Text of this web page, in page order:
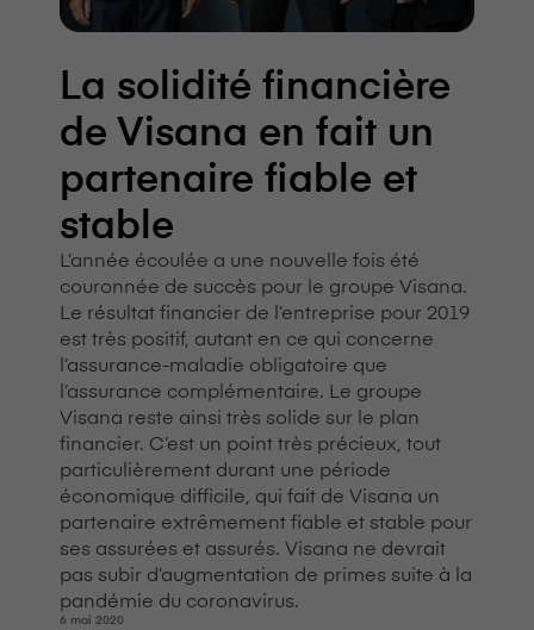
La solidité financière
de V⁠i⁠s⁠a⁠n⁠a en fait un
partenaire fiable et
stable
L’année écoulée a une nouvelle fois été
couronnée de succès pour le groupe V⁠i⁠s⁠a⁠n⁠a.
Le résultat financier de l’entreprise pour 2019
est très positif, autant en ce qui concerne
l’assurance-maladie obligatoire que
l’assurance complémentaire. Le groupe
V⁠i⁠s⁠a⁠n⁠a reste ainsi très solide sur le plan
financier. C’est un point très précieux, tout
particulièrement durant une période
économique difficile, qui fait de V⁠i⁠s⁠a⁠n⁠a un
partenaire extrêmement fiable et stable pour
ses assurées et assurés. V⁠i⁠s⁠a⁠n⁠a ne devrait
pas subir d’augmentation de primes suite à la
pandémie du coronavirus.
6 mai 2020